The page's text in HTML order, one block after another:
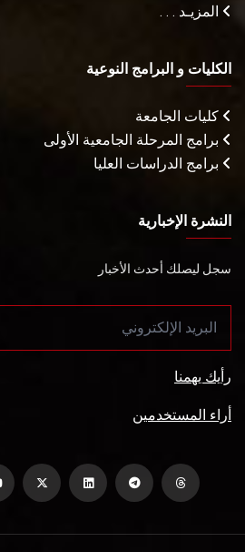
المزيـد . . .
الكليات و البرامج النوعية
كليات الجامعة
برامج المرحلة الجامعية الأولى
برامج الدراسات العليا
النشرة الإخبارية
سجل ليصلك أحدث الأخبار
رأيك يهمنا
أراء المستخدمين